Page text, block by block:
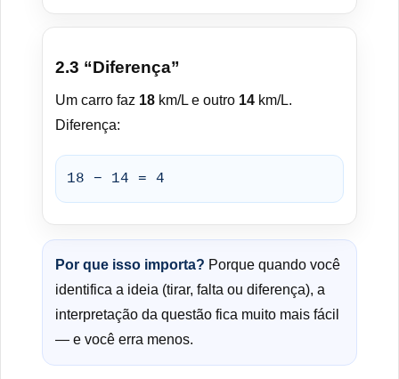
2.3 “Diferença”
Um carro faz 18 km/L e outro 14 km/L.
Diferença:
18 − 14 = 4
Por que isso importa? Porque quando você
identifica a ideia (tirar, falta ou diferença), a
interpretação da questão fica muito mais fácil
— e você erra menos.